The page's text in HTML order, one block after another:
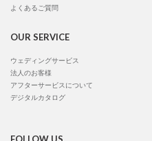
よくあるご質問
OUR SERVICE
ウェディングサービス
法人のお客様
アフターサービスについて
デジタルカタログ